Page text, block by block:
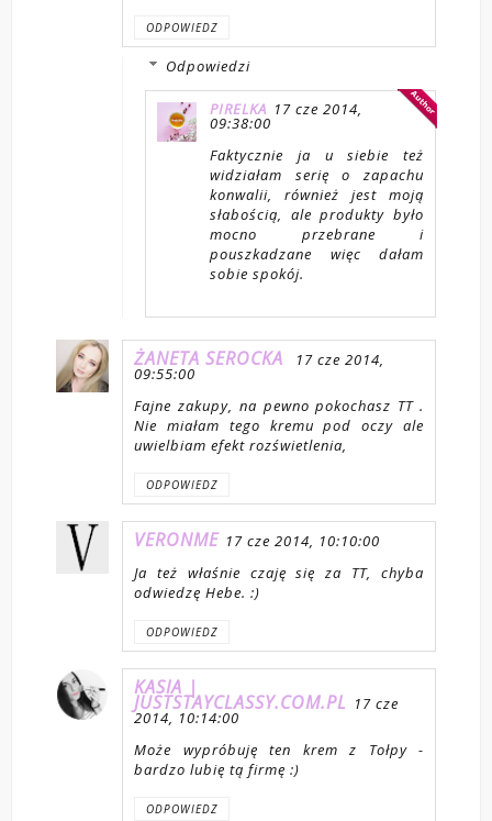
ODPOWIEDZ
Odpowiedzi
PIRELKA 17 cze 2014,
09:38:00
Faktycznie ja u siebie też
widziałam serię o zapachu
konwalii, również jest moją
słabością, ale produkty było
mocno przebrane i
pouszkadzane więc dałam
sobie spokój.
ŻANETA SEROCKA 17 cze 2014,
09:55:00
Fajne zakupy, na pewno pokochasz TT .
Nie miałam tego kremu pod oczy ale
uwielbiam efekt rozświetlenia,
ODPOWIEDZ
VERONME 17 cze 2014, 10:10:00
Ja też właśnie czaję się za TT, chyba
odwiedzę Hebe. :)
ODPOWIEDZ
KASIA |
JUSTSTAYCLASSY.COM.PL 17 cze
2014, 10:14:00
Może wypróbuję ten krem z Tołpy -
bardzo lubię tą firmę :)
ODPOWIEDZ